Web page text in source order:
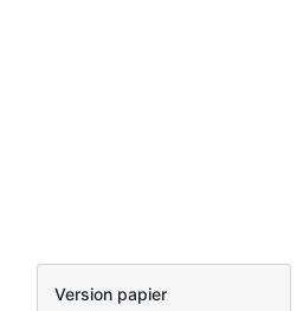
Version papier